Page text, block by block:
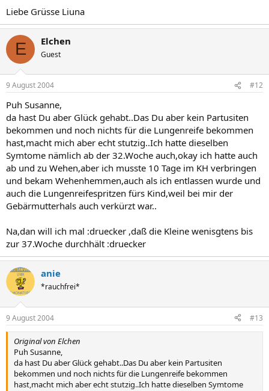
Liebe Grüsse Liuna
E Elchen
Guest
9 August 2004 #12
Puh Susanne,
da hast Du aber Glück gehabt..Das Du aber kein Partusiten
bekommen und noch nichts für die Lungenreife bekommen
hast,macht mich aber echt stutzig..Ich hatte dieselben
Symtome nämlich ab der 32.Woche auch,okay ich hatte auch
ab und zu Wehen,aber ich musste 10 Tage im KH verbringen
und bekam Wehenhemmen,auch als ich entlassen wurde und
auch die Lungenreifespritzen fürs Kind,weil bei mir der
Gebärmutterhals auch verkürzt war..
Na,dan will ich mal :druecker ,daß die Kleine wenisgtens bis
zur 37.Woche durchhält :druecker
anie
*rauchfrei*
9 August 2004 #13
Original von Elchen
Puh Susanne,
da hast Du aber Glück gehabt..Das Du aber kein Partusiten
bekommen und noch nichts für die Lungenreife bekommen
hast,macht mich aber echt stutzig..Ich hatte dieselben Symtome